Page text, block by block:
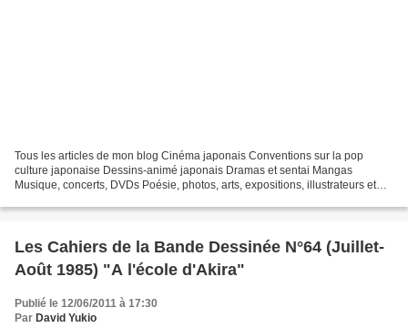
Tous les articles de mon blog Cinéma japonais Conventions sur la pop
culture japonaise Dessins-animé japonais Dramas et sentai Mangas
Musique, concerts, DVDs Poésie, photos, arts, expositions, illustrateurs et
Les Cahiers de la Bande Dessinée N°64 (Juillet-
Août 1985) "A l'école d'Akira"
Publié le 12/06/2011 à 17:30
Par David Yukio